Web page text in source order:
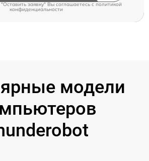
заявку" Вы соглашаетесь cполитикой
конфиденциальности
модели